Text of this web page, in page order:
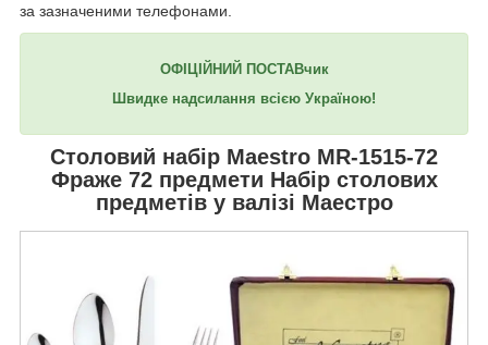
за зазначеними телефонами.
ОФІЦІЙНИЙ ПОСТАВчик
Швидке надсилання всією Україною!
Столовий набір Maestro MR-1515-72
Фраже 72 предмети Набір столових
предметів у валізі Маестро